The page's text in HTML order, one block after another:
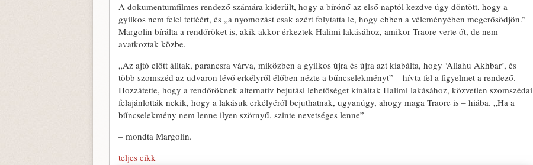
A dokumentumfilmes rendező számára kiderült, hogy a bírónő az első naptól kezdve úgy döntött, hogy a
gyilkos nem felel tettéért, és „a nyomozást csak azért folytatta le, hogy ebben a véleményében megerősödjön.”
Margolin bírálta a rendőröket is, akik akkor érkeztek Halimi lakásához, amikor Traore verte őt, de nem
avatkoztak közbe.
„Az ajtó előtt álltak, parancsra várva, miközben a gyilkos újra és újra azt kiabálta, hogy ‘Allahu Akhbar’, és
több szomszéd az udvaron lévő erkélyről élőben nézte a bűncselekményt” – hívta fel a figyelmet a rendező.
Hozzátette, hogy a rendőröknek alternatív bejutási lehetőséget kínáltak Halimi lakásához, közvetlen szomszédai
felajánlották nekik, hogy a lakásuk erkélyéről bejuthatnak, ugyanúgy, ahogy maga Traore is – hiába. „Ha a
bűncselekmény nem lenne ilyen szörnyű, szinte nevetséges lenne”
– mondta Margolin.
teljes cikk